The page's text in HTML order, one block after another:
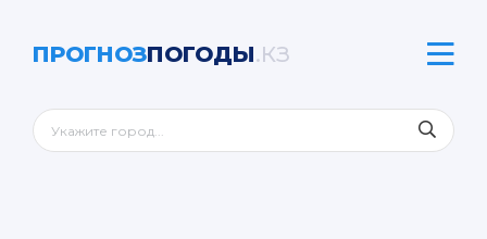
ПРОГНОЗПОГОДЫ.КЗ